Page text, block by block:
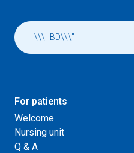
For patients
Welcome
Nursing unit
Q & A